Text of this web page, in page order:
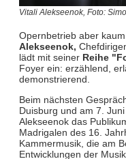
Vitali Alekseenok, Foto:
Opernbetrieb aber
Alekseenok,
lädt mit seiner Reihe
Foyer ein: erzählend,
demonstrierend.
Beim nächsten
Duisburg und am 7.
Alekseenok das
Madrigalen des 16.
Kammermusik, die am
Entwicklungen der